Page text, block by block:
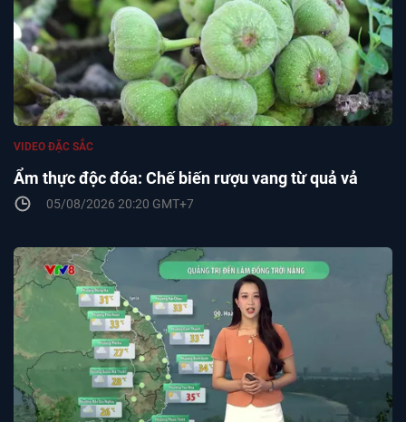
Ẩm thực độc đóa: Chế biến rượu vang từ quả vả
VIDEO ĐẶC SẮC
05/08/2026 20:20 GMT+7